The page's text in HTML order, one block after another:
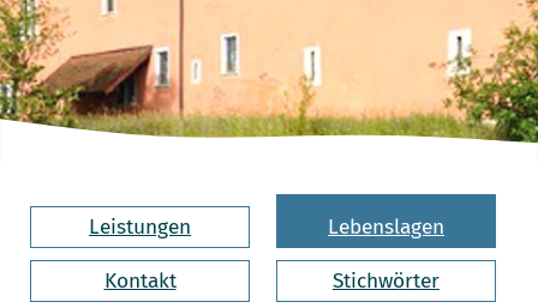
Leistungen Lebenslagen
Kontakt Stichwörter